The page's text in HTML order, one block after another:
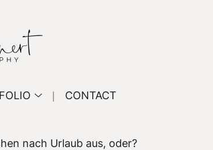
CONTACT
nach Urlaub aus, oder?